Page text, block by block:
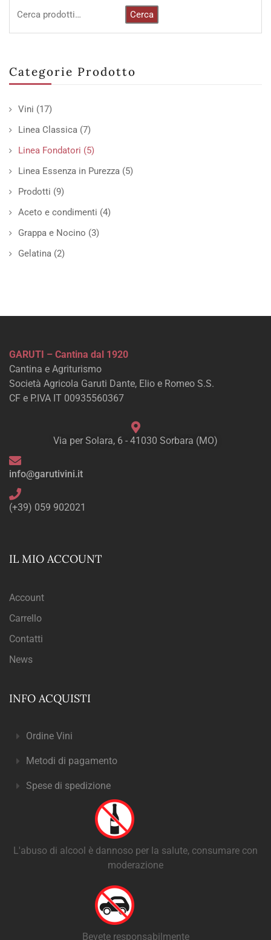
Cerca
Categorie Prodotto
Vini (17)
Linea Classica (7)
Linea Fondatori (5)
Linea Essenza in Purezza (5)
Prodotti (9)
Aceto e condimenti (4)
Grappa e Nocino (3)
Gelatina (2)
GARUTI – Cantina dal 1920
Cantina e Agriturismo
Società Agricola Garuti Dante, Elio e Romeo S.S.
CF e P.IVA IT 00935560367
Via per Solara, 6 - 41030 Sorbara (MO)
info@garutivini.it
(+39) 059 902021
IL MIO ACCOUNT
Account
Carrello
Contatti
News
INFO ACQUISTI
Ordine Vini
Metodi di pagamento
Spese di spedizione
L'abuso di alcool è dannoso per la salute, consumare con
moderazione
Bevete responsabilmente